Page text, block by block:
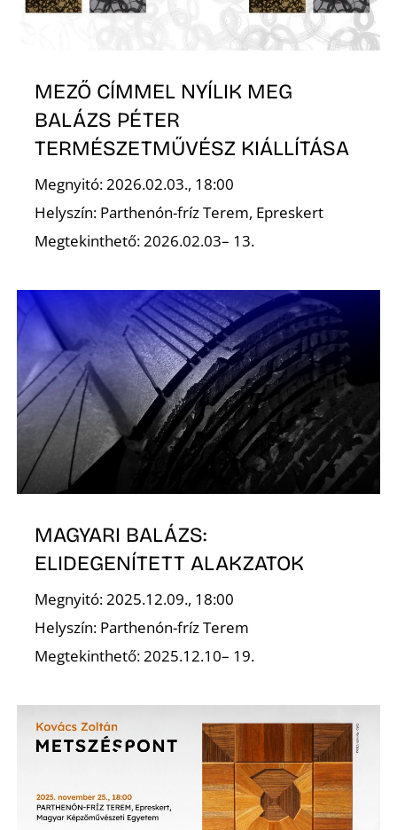
MEZŐ CÍMMEL NYÍLIK MEG
BALÁZS PÉTER
TERMÉSZETMŰVÉSZ KIÁLLÍTÁSA
Megnyitó: 2026.02.03., 18:00
Helyszín: Parthenón-fríz Terem, Epreskert
Megtekinthető: 2026.02.03– 13.
MAGYARI BALÁZS:
ELIDEGENÍTETT ALAKZATOK
Megnyitó: 2025.12.09., 18:00
Helyszín: Parthenón-fríz Terem
Megtekinthető: 2025.12.10– 19.